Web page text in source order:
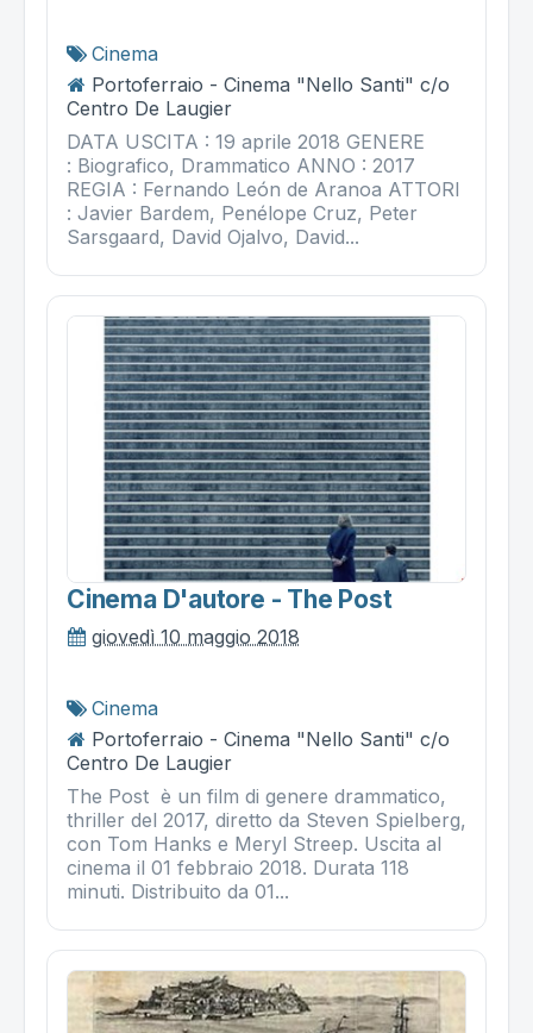
Cinema
Portoferraio - Cinema "Nello Santi" c/o
Centro De Laugier
DATA USCITA : 19 aprile 2018 GENERE
: Biografico, Drammatico ANNO : 2017
REGIA : Fernando León de Aranoa ATTORI
: Javier Bardem, Penélope Cruz, Peter
Sarsgaard, David Ojalvo, David...
Cinema D'autore - The Post
giovedì 10 maggio 2018
Cinema
Portoferraio - Cinema "Nello Santi" c/o
Centro De Laugier
The Post è un film di genere drammatico,
thriller del 2017, diretto da Steven Spielberg,
con Tom Hanks e Meryl Streep. Uscita al
cinema il 01 febbraio 2018. Durata 118
minuti. Distribuito da 01...